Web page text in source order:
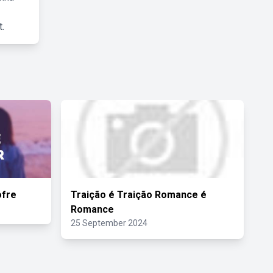
Traição é Traição Romance é
Romance
25 September 2024